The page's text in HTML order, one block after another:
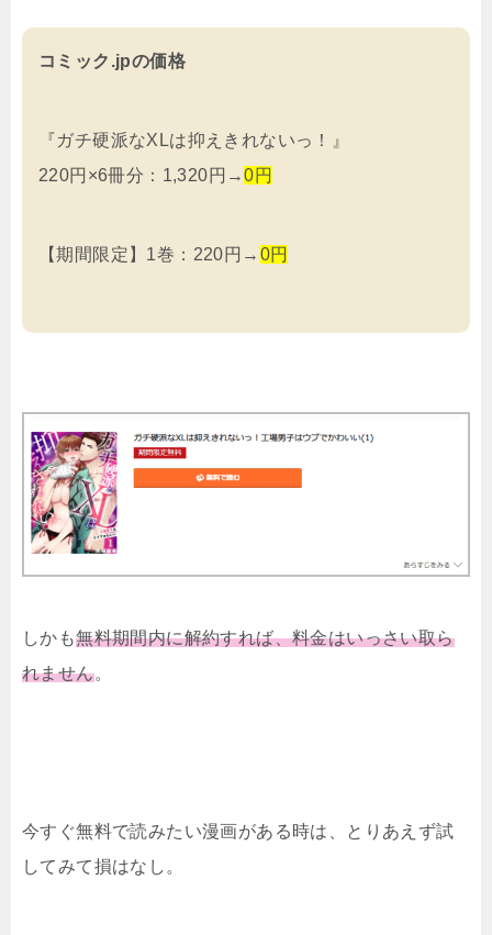
コミック.jpの価格
『ガチ硬派なXLは抑えきれないっ！』
220円×6冊分：1,320円→0円
【期間限定】1巻：220円→ 0円
しかも無料期間内に解約すれば、料金はいっさい取ら
れません。
今すぐ無料で読みたい漫画がある時は、とりあえず試
してみて損はなし。